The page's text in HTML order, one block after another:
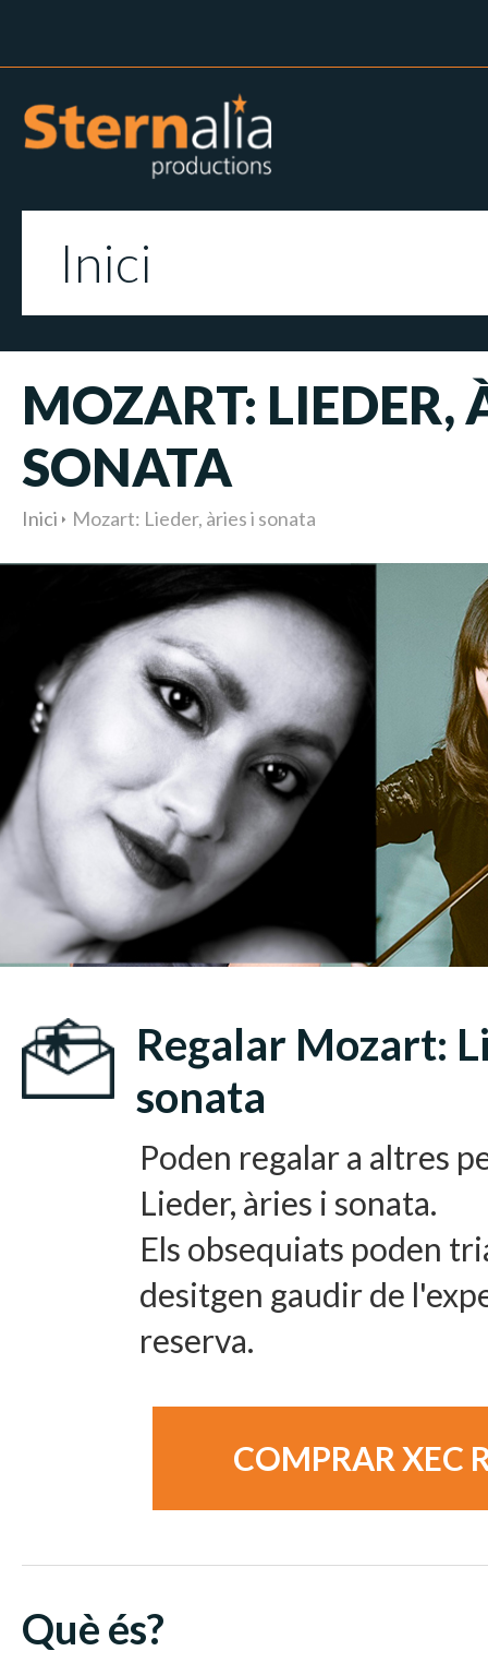
Inici
MOZART: LIEDER,
SONATA
Inici Mozart: Lieder, àries i sonata
Regalar Mozart:
sonata
Poden regalar a altres
Lieder, àries i sonata.
Els obsequiats poden
desitgen gaudir de
reserva.
COMPRAR XEC
Què és?